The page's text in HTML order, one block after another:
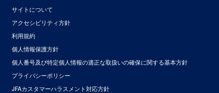
サイトについて
アクセシビリティ方針
利用規約
個人情報保護方針
個人番号及び特定個人情報の適正な取扱いの確保に関する基本方針
プライバシーポリシー
JFAカスタマーハラスメント対応方針